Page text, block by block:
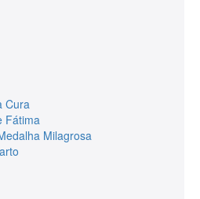
Cura
Fátima
Milagrosa